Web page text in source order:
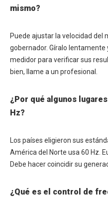
mismo?
Puede ajustar la velocidad del
gobernador. Gíralo lentamente
medidor para verificar sus
bien, llame a un profesional.
¿Por qué algunos
Hz?
Los países eligieron sus
América del Norte usa 60 Hz.
Debe hacer coincidir su
¿Qué es el control de